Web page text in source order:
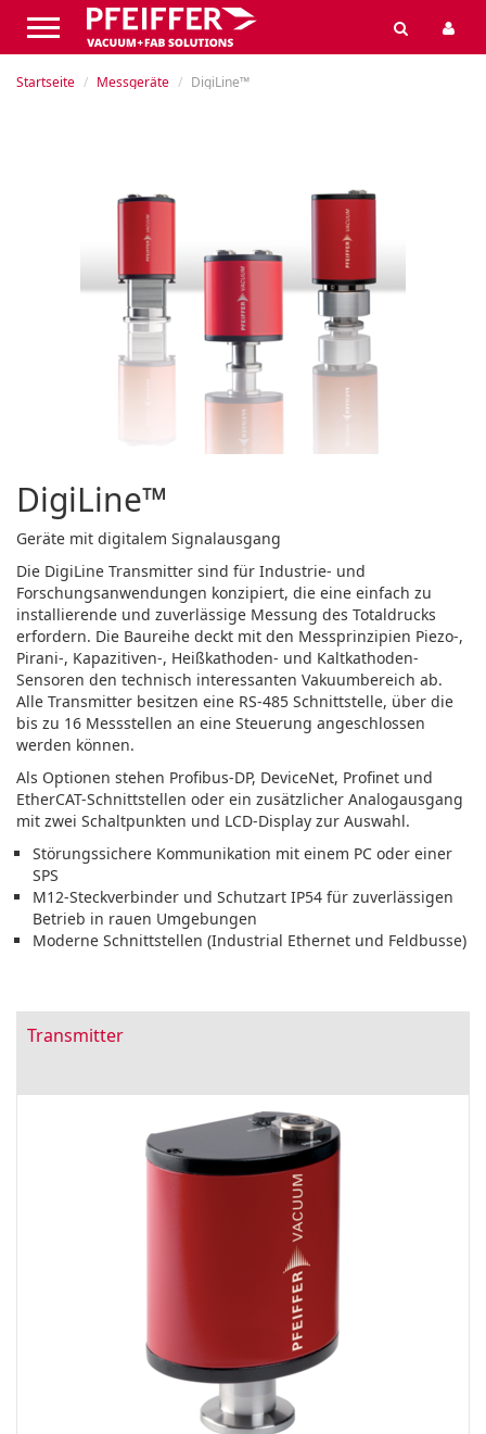
Startseite Messgeräte DigiLine™
DigiLine™
Geräte mit digitalem Signalausgang
Die DigiLine Transmitter sind für Industrie- und
Forschungsanwendungen konzipiert, die eine einfach zu
installierende und zuverlässige Messung des Totaldrucks
erfordern. Die Baureihe deckt mit den Messprinzipien Piezo-,
Pirani-, Kapazitiven-, Heißkathoden- und Kaltkathoden-
Sensoren den technisch interessanten Vakuumbereich ab.
Alle Transmitter besitzen eine RS-485 Schnittstelle, über die
bis zu 16 Messstellen an eine Steuerung angeschlossen
werden können.
Als Optionen stehen Profibus-DP, DeviceNet, Profinet und
EtherCAT-Schnittstellen oder ein zusätzlicher Analogausgang
mit zwei Schaltpunkten und LCD-Display zur Auswahl.
Störungssichere Kommunikation mit einem PC oder einer
SPS
M12-Steckverbinder und Schutzart IP54 für zuverlässigen
Betrieb in rauen Umgebungen
Moderne Schnittstellen (Industrial Ethernet und Feldbusse)
Transmitter